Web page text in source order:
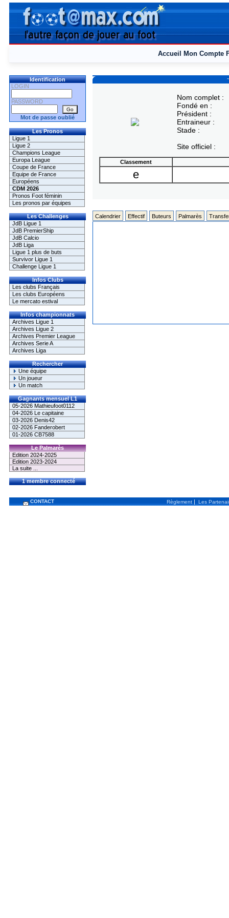
Accueil Mon Compte
Identification
LOGIN
PASSWORD
Mot de passe oublié
Les Pronos
Ligue 1
Ligue 2
Champions League
Europa League
Coupe de France
Equipe de France
Européens
CDM 2026
Pronos Foot féminin
Les pronos par équipes
Les Challenges
JdB Ligue 1
JdB PremierShip
JdB Calcio
JdB Liga
Ligue 1 plus de buts
Survivor Ligue 1
Challenge Ligue 1
Infos Clubs
Les clubs Français
Les clubs Européens
Le mercato estival
Infos championnats
Archives Ligue 1
Archives Ligue 2
Archives Premier League
Archives Serie A
Archives Liga
Rechercher
Une équipe
Un joueur
Un match
Gagnants mensuel L1
05-2026 Mathieufoot0112
04-2026 Le capitaine
03-2026 Denis42
02-2026 Fanderobert
01-2026 CB7588
Le Palmarès
Edition 2024-2025
Edition 2023-2024
La suite ...
1 membre connecté
Nom complet :
Fondé en :
Président :
Entraineur :
Stade :
Site officiel :
Classement
e
Calendrier Effectif Buteurs Palmarès
CONTACT Règlement | Les